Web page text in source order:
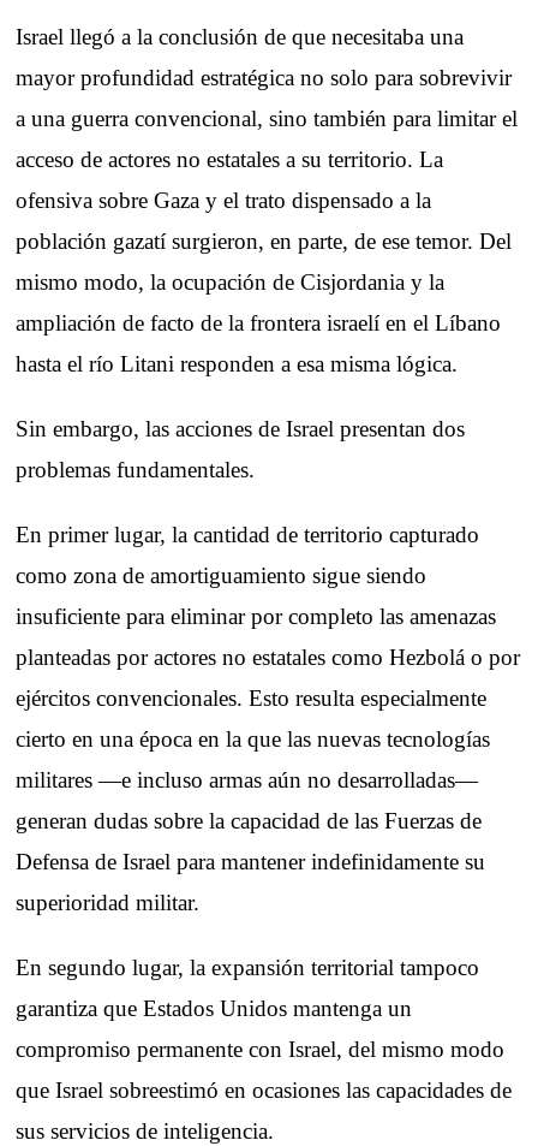
Israel llegó a la conclusión de que necesitaba una
mayor profundidad estratégica no solo para sobrevivir
a una guerra convencional, sino también para limitar el
acceso de actores no estatales a su territorio. La
ofensiva sobre Gaza y el trato dispensado a la
población gazatí surgieron, en parte, de ese temor. Del
mismo modo, la ocupación de Cisjordania y la
ampliación de facto de la frontera israelí en el Líbano
hasta el río Litani responden a esa misma lógica.
Sin embargo, las acciones de Israel presentan dos
problemas fundamentales.
En primer lugar, la cantidad de territorio capturado
como zona de amortiguamiento sigue siendo
insuficiente para eliminar por completo las amenazas
planteadas por actores no estatales como Hezbolá o por
ejércitos convencionales. Esto resulta especialmente
cierto en una época en la que las nuevas tecnologías
militares —e incluso armas aún no desarrolladas—
generan dudas sobre la capacidad de las Fuerzas de
Defensa de Israel para mantener indefinidamente su
superioridad militar.
En segundo lugar, la expansión territorial tampoco
garantiza que Estados Unidos mantenga un
compromiso permanente con Israel, del mismo modo
que Israel sobreestimó en ocasiones las capacidades de
sus servicios de inteligencia.